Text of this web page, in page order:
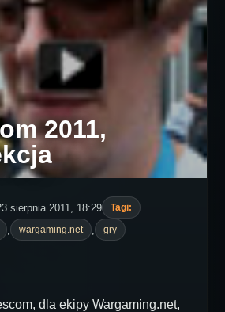
2011,
sierpnia 2011, 18:29
Tagi:
wargaming.net gry
dla ekipy Wargaming.net,